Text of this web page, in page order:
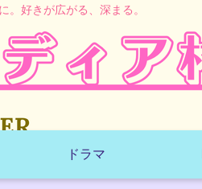
。好きが広がる、深まる。
ドラマ